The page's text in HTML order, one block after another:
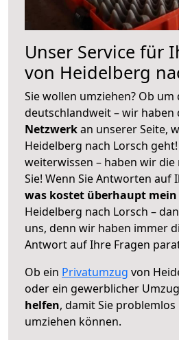
Unser Service für
von Heidelberg
Sie wollen umziehen? Ob um
deutschlandweit – wir haben
Netzwerkan unserer Seite,
Heidelberg nach Lorsch
weiterwissen – haben wir
Sie! Wenn Sie Antworten auf
was kostet überhaupt mein
Heidelberg nach Lorsch –
uns, denn wir haben immer
Antwort auf Ihre Fragen
Ob ein Privatumzug von
oder ein gewerblicher
helfen, damit Sie
umziehen können.